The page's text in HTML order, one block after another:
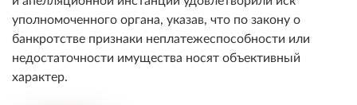
уполномоченного органа, указав, что по закону о
банкротстве признаки неплатежеспособности или
недостаточности имущества носят объективный
характер.